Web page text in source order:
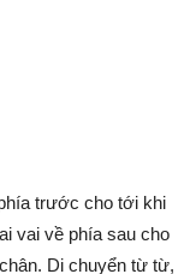
trước cho tới khi
vai về phía sau cho
Di chuyển từ từ,